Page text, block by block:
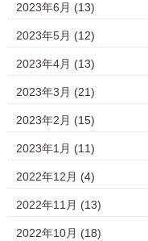
2023年6月 (13)
2023年5月 (12)
2023年4月 (13)
2023年3月 (21)
2023年2月 (15)
2023年1月 (11)
2022年12月 (4)
2022年11月 (13)
2022年10月 (18)